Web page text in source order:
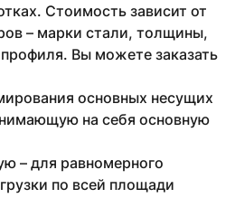
Стоимость зависит от
– марки стали, толщины,
Вы можете заказать
основных несущих
на себя основную
– для равномерного
по всей площади